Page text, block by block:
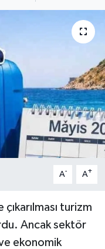
A- A+
turizm
Ancak sektör
ekonomik